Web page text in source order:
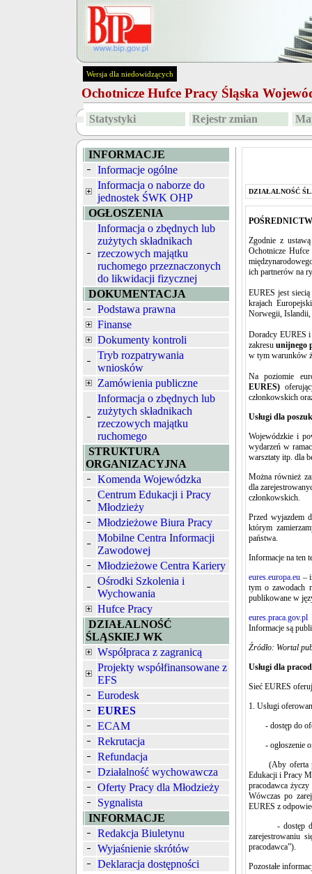
Wersja dla niedowidzących
Ochotnicze Hufce Pracy Śląska
Statystyki Rejestr zmian
INFORMACJE
Informacje ogólne
Informacja o naborze do
jednostek ŚWK OHP
OGŁOSZENIA
Informacja o zbędnych lub
zużytych składnikach
rzeczowych majątku
ruchomego przeznaczonych
do likwidacji fizycznej
DOKUMENTACJA
Podstawa prawna
Finanse
Dokumenty kontroli
Tryb rozpatrywania
wniosków
Zamówienia publiczne
Informacja o zbędnych lub
zużytych składnikach
rzeczowych majątku
ruchomego
STRUKTURA
ORGANIZACYJNA
Komenda Wojewódzka
Centrum Edukacji i Pracy
Młodzieży
Młodzieżowe Biura Pracy
Mobilne Centra Informacji
Zawodowej
Młodzieżowe Centra Kariery
Ośrodki Szkolenia i
Wychowania
Hufce Pracy
DZIAŁALNOŚĆ
ŚLĄSKIEJ WK
Współpraca z zagranicą
Projekty współfinansowane z
EFS
Eurodesk
EURES
ECAM
Rekrutacja
Refundacja
Działalność wychowawcza
Oferty Pracy dla Młodzieży
Sygnalista
INFORMACJE
Redakcja Biuletynu
Wyjaśnienie skrótów
Deklaracja dostępności
DZIAŁALNOŚĆ
P
Zgodnie z
Ochotnicze Hufce
ich partnerów na
EURES jest
krajach
Norwegii, Islandii,
Doradcy EURES i
zakresuunijnego
w tym warunków
Na poziomie
EURES)
członkowskich
Usługi dla
Wojewódzkie i
wydarzeń w
warsztaty itp. dla
Można również
dla
członkowskich.
Przed wyjazdem
którym
państwa.
Informacje na ten
eures.europa.eu –
tym o zawodach
publikowane w
eures.praca.gov.pl
Informacje są
Źródło: Wortal
Usługi dla
Sieć EURES
1. Usługi
- dostęp do
- ogłoszenie
(Aby oferta
Edukacji i Pracy
pracodawca
Wówczas po
EURES z
- dostęp do
zarejestrowaniu
pracodawca”).
Pozostałe